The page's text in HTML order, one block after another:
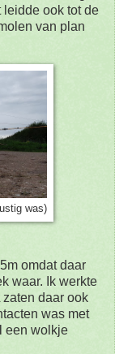
leidde ook tot de
van plan
was)
omdat daar
waar. Ik werkte
daar ook
was met
een wolkje